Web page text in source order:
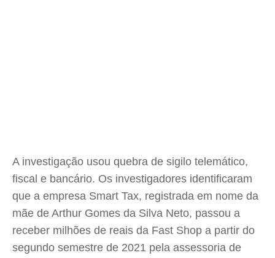
A investigação usou quebra de sigilo telemático,
fiscal e bancário. Os investigadores identificaram
que a empresa Smart Tax, registrada em nome da
mãe de Arthur Gomes da Silva Neto, passou a
receber milhões de reais da Fast Shop a partir do
segundo semestre de 2021 pela assessoria de